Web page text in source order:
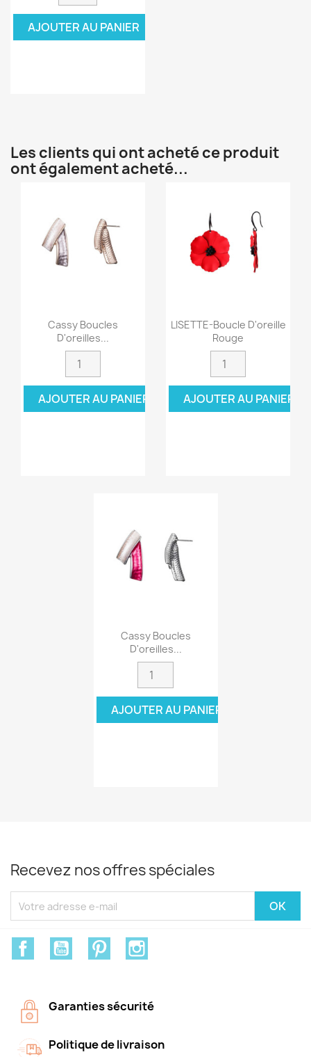
AJOUTER AU PANIER
Les clients qui ont acheté ce produit
ont également acheté...
Cassy Boucles
D'oreilles...
AJOUTER AU PANIER
LISETTE-Boucle D'oreille
Rouge
AJOUTER AU PANIER
Cassy Boucles
D'oreilles...
AJOUTER AU PANIER
Recevez nos offres spéciales
FacebookYouTube Pinterest
Garanties sécurité
Politique de livraison